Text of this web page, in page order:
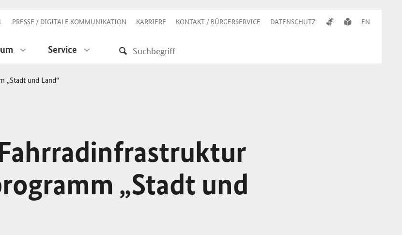
PRESSE / DIGITALE KOMMUNIKATION KARRIERE KONTAKT / BÜRGERSERVICE DATENSCHUTZ EN
Service
„Stadt und Land“
„Stadt und